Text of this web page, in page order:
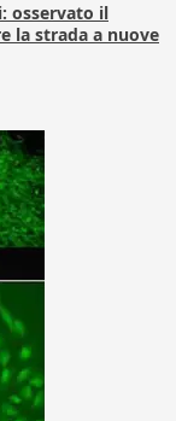
osservato il
la strada a nuove